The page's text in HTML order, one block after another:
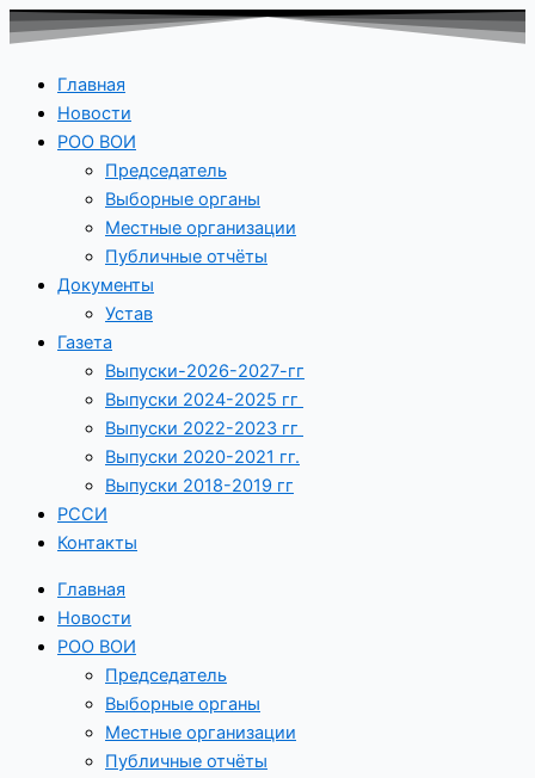
Главная
Новости
РОО ВОИ
Председатель
Выборные органы
Местные организации
Публичные отчёты
Документы
Устав
Газета
Выпуски-2026-2027-гг
Выпуски 2024-2025 гг
Выпуски 2022-2023 гг
Выпуски 2020-2021 гг.
Выпуски 2018-2019 гг
РССИ
Контакты
Главная
Новости
РОО ВОИ
Председатель
Выборные органы
Местные организации
Публичные отчёты